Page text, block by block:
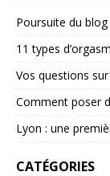
Poursuite du
11 types
Vos questions
Comment poser
Lyon : une
CATÉGORIES